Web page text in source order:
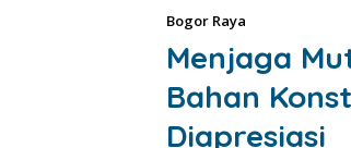
Bogor Raya
Menjaga
Bahan
Diapresiasi